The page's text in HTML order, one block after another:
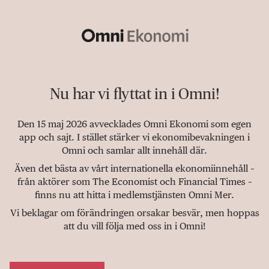
Nu har vi flyttat in i Omni!
Den 15 maj 2026 avvecklades Omni Ekonomi som egen
app och sajt. I stället stärker vi ekonomibevakningen i
Omni och samlar allt innehåll där.
Även det bästa av vårt internationella ekonomiinnehåll –
från aktörer som The Economist och Financial Times –
finns nu att hitta i medlemstjänsten Omni Mer.
Vi beklagar om förändringen orsakar besvär, men hoppas
att du vill följa med oss in i Omni!